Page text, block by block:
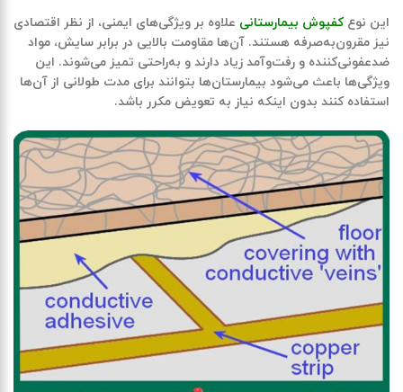
این نوعکفپوش‌ بیمارستانی علاوه بر ویژگی‌های ایمنی، از نظر اقتصادی
نیز مقرون‌به‌صرفه هستند. آن‌ها مقاومت بالایی در برابر سایش، مواد
ضدعفونی‌کننده و رفت‌وآمد زیاد دارند و به‌راحتی تمیز می‌شوند. این
ویژگی‌ها باعث می‌شود بیمارستان‌ها بتوانند برای مدت طولانی از آن‌ها
استفاده کنند بدون اینکه نیاز به تعویض مکرر باشد.